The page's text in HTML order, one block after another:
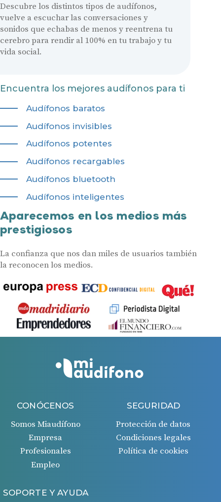
Descubre los distintos tipos de audífonos,
vuelve a escuchar las conversaciones y
sonidos que echabas de menos y reentrena tu
cerebro para rendir al 100% en tu trabajo y tu
vida social.
Encuentra los mejores audífonos para ti
Audífonos baratos
Audífonos invisibles
Audífonos potentes
Audífonos recargables
Audífonos bluetooth
Audífonos inteligentes
Aparecemos en los medios más
prestigiosos
La confianza que nos dan miles de usuarios también
la reconocen los medios.
CONÓCENOS
Somos Miaudífono
Empresa
Profesionales
Empleo
SEGURIDAD
Protección de datos
Condiciones legales
Política de cookies
SOPORTE Y AYUDA
Audífonos
Gafas auditivas
Hasta un 60% de descuento en tus
audífonos
Nombre
Teléfono
y sus colaboradores según se detalla en nuestras
Condiciones de uso
Acepto la cesión de estos datos a empresas colaboradoras de
Miaudífono para poder ofrecer los servicios solicitados, según se
detalla en nuestrasCondiciones de uso
Política de Privacidad.
Contáctanos